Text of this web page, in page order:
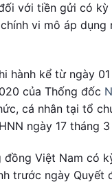
với tiền gửi có
vi mô áp
hành kể từ ngày
của Thống đốc
cá nhân tại tổ
ngày 17 tháng 3
Việt Nam có
trước ngày